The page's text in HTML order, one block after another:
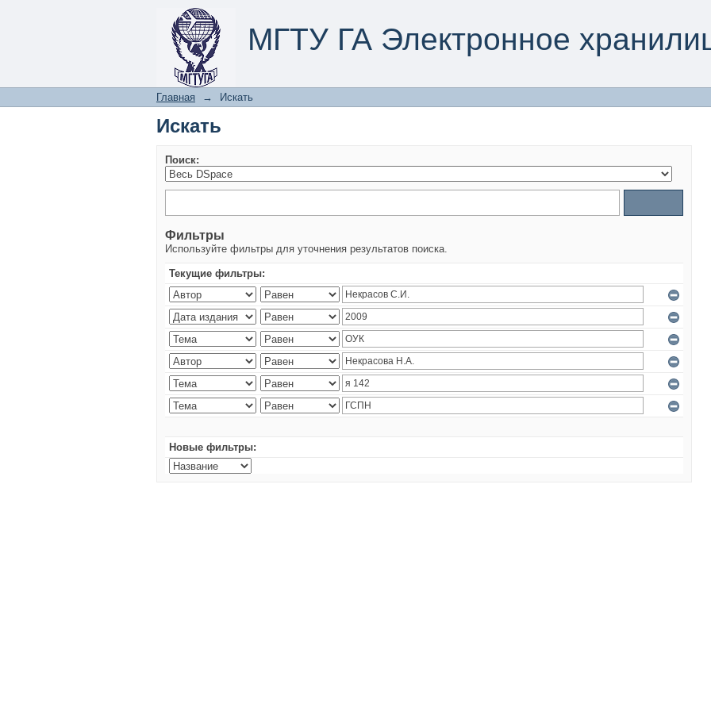
МГТУ ГА Электронное
Искать
Главная → Искать
Искать
Поиск:
Фильтры
Используйте фильтры для уточнения результатов поиска.
Текущие фильтры:
Новые фильтры: